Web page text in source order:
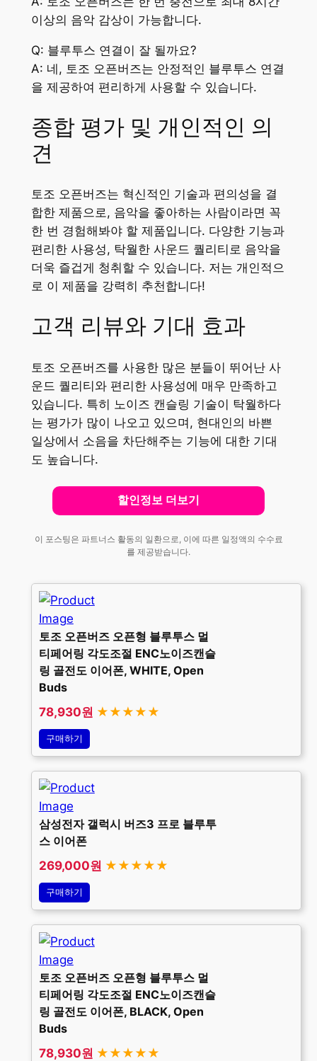
이상의 음악 감상이 가능합니다.
Q: 블루투스 연결이 잘 될까요?
A: 네, 토조 오픈버즈는 안정적인 블루투스 연결
을 제공하여 편리하게 사용할 수 있습니다.
종합 평가 및 개인적인 의
견
토조 오픈버즈는 혁신적인 기술과 편의성을 결
합한 제품으로, 음악을 좋아하는 사람이라면 꼭
한 번 경험해봐야 할 제품입니다. 다양한 기능과
편리한 사용성, 탁월한 사운드 퀄리티로 음악을
더욱 즐겁게 청취할 수 있습니다. 저는 개인적으
로 이 제품을 강력히 추천합니다!
고객 리뷰와 기대 효과
토조 오픈버즈를 사용한 많은 분들이 뛰어난 사
운드 퀄리티와 편리한 사용성에 매우 만족하고
있습니다. 특히 노이즈 캔슬링 기술이 탁월하다
는 평가가 많이 나오고 있으며, 현대인의 바쁜
일상에서 소음을 차단해주는 기능에 대한 기대
도 높습니다.
할인정보 더보기
이 포스팅은 파트너스 활동의 일환으로, 이에 따른 일정액의 수수료
를 제공받습니다.
토조 오픈버즈 오픈형 블루투스 멀
티페어링 각도조절 ENC노이즈캔슬
링 골전도 이어폰, WHITE, Open
Buds
78,930원 ★★★★★
구매하기
삼성전자 갤럭시 버즈3 프로 블루투
스 이어폰
269,000원 ★★★★★
구매하기
토조 오픈버즈 오픈형 블루투스 멀
티페어링 각도조절 ENC노이즈캔슬
링 골전도 이어폰, BLACK, Open
Buds
78,930원 ★★★★★